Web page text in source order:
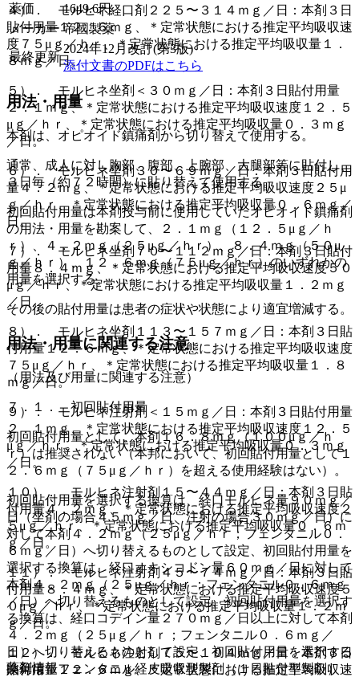
４）． モルヒネ経口剤２２５〜３１４ｍｇ／日：本剤３日
貼付用量１２．６ｍｇ、＊定常状態における推定平均吸収速
度７５μｇ／ｈｒ、＊定常状態における推定平均吸収量１．
８ｍｇ／日。
５）． モルヒネ坐剤＜３０ｍｇ／日：本剤３日貼付用量
２．１ｍｇ、＊定常状態における推定平均吸収速度１２．５
μｇ／ｈｒ、＊定常状態における推定平均吸収量０．３ｍｇ
／日。
６）． モルヒネ坐剤３０〜６９ｍｇ／日：本剤３日貼付用
量４．２ｍｇ、＊定常状態における推定平均吸収速度２５μ
ｇ／ｈｒ、＊定常状態における推定平均吸収量０．６ｍｇ／
日。
７）． モルヒネ坐剤７０〜１１２ｍｇ／日：本剤３日貼付
用量８．４ｍｇ、＊定常状態における推定平均吸収速度５０
μｇ／ｈｒ、＊定常状態における推定平均吸収量１．２ｍｇ
／日。
８）． モルヒネ坐剤１１３〜１５７ｍｇ／日：本剤３日貼
付用量１２．６ｍｇ、＊定常状態における推定平均吸収速度
７５μｇ／ｈｒ、＊定常状態における推定平均吸収量１．８
ｍｇ／日。
９）． モルヒネ注射剤＜１５ｍｇ／日：本剤３日貼付用量
２．１ｍｇ、＊定常状態における推定平均吸収速度１２．５
μｇ／ｈｒ、＊定常状態における推定平均吸収量０．３ｍｇ
／日。
１０）． モルヒネ注射剤１５〜４４ｍｇ／日：本剤３日貼
付用量４．２ｍｇ、＊定常状態における推定平均吸収速度２
５μｇ／ｈｒ、＊定常状態における推定平均吸収量０．６ｍ
ｇ／日。
１１）． モルヒネ注射剤４５〜７４ｍｇ／日：本剤３日貼
付用量８．４ｍｇ、＊定常状態における推定平均吸収速度５
０μｇ／ｈｒ、＊定常状態における推定平均吸収量１．２ｍ
ｇ／日。
１２）． モルヒネ注射剤７５〜１０４ｍｇ／日：本剤３日
貼付用量１２．６ｍｇ、＊定常状態における推定平均吸収速
薬価
1649.6円
メーカー 帝國製薬
最終更新
2024年12月改訂(第3版)
添付文書のPDFはこちら
用法・用量
本剤は、オピオイド鎮痛剤から切り替えて使用する。
通常、成人に対し胸部、腹部、上腕部、大腿部等に貼付し、
３日毎（約７２時間）に貼り替えて使用する。
初回貼付用量は本剤投与前に使用していたオピオイド鎮痛剤
の用法・用量を勘案して、２．１ｍｇ（１２．５μｇ／ｈ
ｒ）、４．２ｍｇ（２５μｇ／ｈｒ）、８．４ｍｇ（５０μ
ｇ／ｈｒ）、１２．６ｍｇ（７５μｇ／ｈｒ）のいずれかの
用量を選択する。
その後の貼付用量は患者の症状や状態により適宜増減する。
用法・用量に関連する注意
（用法及び用量に関連する注意）
７．１． 初回貼付用量
初回貼付用量として、本剤１６．８ｍｇ（１００μｇ／ｈ
ｒ）は推奨されない（本邦において、初回貼付用量として１
２．６ｍｇ（７５μｇ／ｈｒ）を超える使用経験はない）。
初回貼付用量を選択する換算は、経口モルヒネ量９０ｍｇ／
日（坐剤の場合４５ｍｇ／日、注射の場合３０ｍｇ／日）に
対して本剤４．２ｍｇ（２５μｇ／ｈｒ；フェンタニル０．
６ｍｇ／日）へ切り替えるものとして設定、初回貼付用量を
選択する換算は、経口オキシコドン量６０ｍｇ／日に対して
本剤４．２ｍｇ（２５μｇ／ｈｒ；フェンタニル０．６ｍｇ
／日）へ切り替えるものとして設定、初回貼付用量を選択す
る換算は、経口コデイン量２７０ｍｇ／日以上に対して本剤
４．２ｍｇ（２５μｇ／ｈｒ；フェンタニル０．６ｍｇ／
日）へ切り替えるものとして設定、初回貼付用量を選択する
換算は、フェンタニル経皮吸収型製剤（１日貼付型製剤）
薬剤情報